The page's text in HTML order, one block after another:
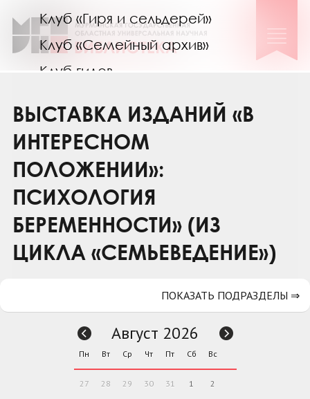
Клуб «Гиря и сельдерей»
Клуб «Семейный архив»
Клуб гидов
Коллегам
Контакты
ВЫСТАВКА ИЗДАНИЙ «В
ИНТЕРЕСНОМ
ПОЛОЖЕНИИ»:
ПСИХОЛОГИЯ
БЕРЕМЕННОСТИ» (ИЗ
ЦИКЛА «СЕМЬЕВЕДЕНИЕ»)
ПОКАЗАТЬ ПОДРАЗДЕЛЫ ⇒
Август 2026
Пн Вт Ср Чт Пт Сб Вс
27 28 29 30 31 1 2